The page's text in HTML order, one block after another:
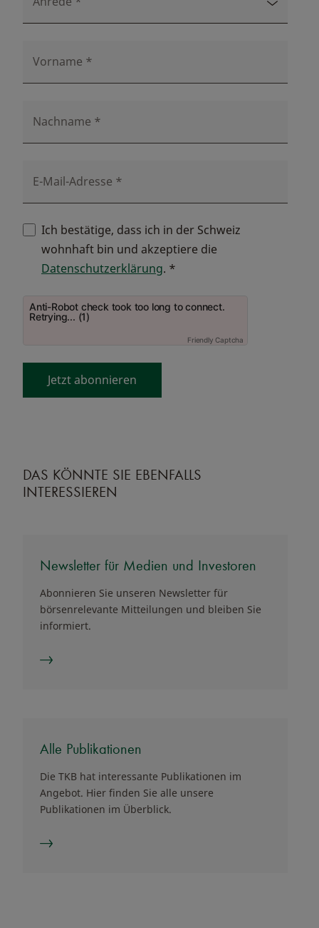
Vorname *
Nachname *
E-Mail-Adresse *
Ich bestätige, dass ich in der Schweiz
wohnhaft bin und akzeptiere die
Datenschutzerklärung. *
Anti-Robot check took too long to connect.
Retrying... (1)
Friendly Captcha
Jetzt abonnieren
DAS KÖNNTE SIE EBENFALLS
INTERESSIEREN
Newsletter für Medien und Investoren
Abonnieren Sie unseren Newsletter für
börsenrelevante Mitteilungen und bleiben Sie
informiert.
Alle Publikationen
Die TKB hat interessante Publikationen im
Angebot. Hier finden Sie alle unsere
Publikationen im Überblick.